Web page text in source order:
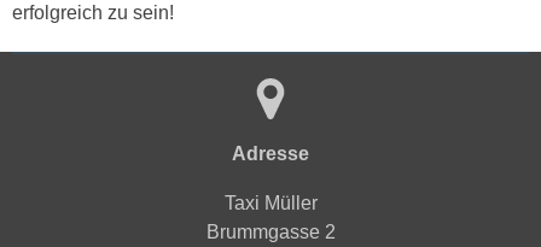
erfolgreich zu sein!
Adresse
Taxi Müller
Brummgasse 2